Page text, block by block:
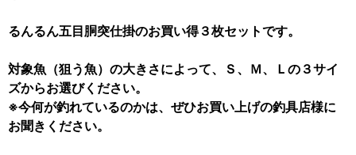
るんるん五目胴突仕掛のお買い得３枚セットです。
対象魚（狙う魚）の大きさによって、Ｓ、Ｍ、Ｌの３サイ
ズからお選びください。
※今何が釣れているのかは、ぜひお買い上げの釣具店様に
お聞きください。